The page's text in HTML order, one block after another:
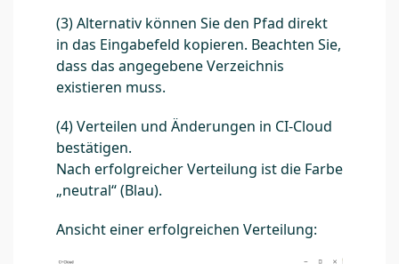
(3) Alternativ können Sie den Pfad direkt
in das Eingabefeld kopieren. Beachten Sie,
dass das angegebene Verzeichnis
existieren muss.
(4) Verteilen und Änderungen in CI-Cloud
bestätigen.
Nach erfolgreicher Verteilung ist die Farbe
„neutral“ (Blau).
Ansicht einer erfolgreichen Verteilung: